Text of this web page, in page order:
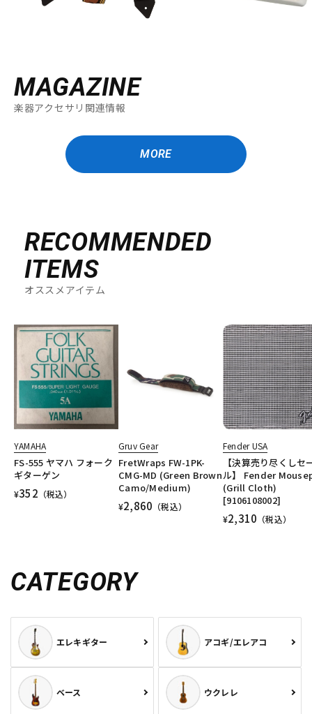
MAGAZINE
楽器アクセサリ関連情報
MORE
RECOMMENDED
ITEMS
オススメアイテム
YAMAHA
FS-555 ヤマハ フォーク
ギターゲン
¥352 （税込）
Gruv Gear
FretWraps FW-1PK-
CMG-MD (Green Brown
Camo/Medium)
¥2,860 （税込）
Fender USA
【決算売り尽くしセ
ル】 Fender
(Grill Cloth)
[9106108002]
¥2,310 （税込）
CATEGORY
エレキギター アコギ/エレアコ
ベース ウクレレ